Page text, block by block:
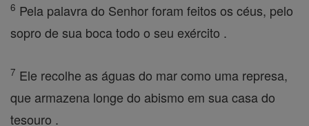
6 Pela palavra do Senhor foram feitos os céus, pelo
sopro de sua boca todo o seu exército .
7 Ele recolhe as águas do mar como uma represa,
que armazena longe do abismo em sua casa do
tesouro .